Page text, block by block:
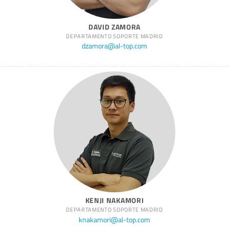
DAVID ZAMORA
DEPARTAMENTO SOPORTE MADRID
dzamora@al-top.com
KENJI NAKAMORI
DEPARTAMENTO SOPORTE MADRID
knakamori@al-top.com